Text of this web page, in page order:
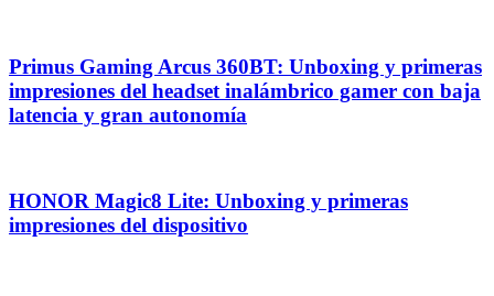
Primus Gaming Arcus 360BT: Unboxing y primeras
impresiones del headset inalámbrico gamer con baja
latencia y gran autonomía
HONOR Magic8 Lite: Unboxing y primeras
impresiones del dispositivo